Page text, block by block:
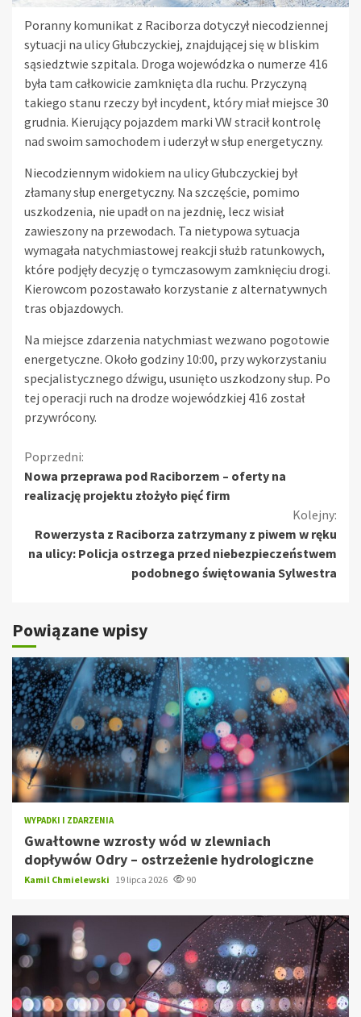
Poranny komunikat z Raciborza dotyczył niecodziennej
sytuacji na ulicy Głubczyckiej, znajdującej się w bliskim
sąsiedztwie szpitala. Droga wojewódzka o numerze 416
była tam całkowicie zamknięta dla ruchu. Przyczyną
takiego stanu rzeczy był incydent, który miał miejsce 30
grudnia. Kierujący pojazdem marki VW stracił kontrolę
nad swoim samochodem i uderzył w słup energetyczny.
Niecodziennym widokiem na ulicy Głubczyckiej był
złamany słup energetyczny. Na szczęście, pomimo
uszkodzenia, nie upadł on na jezdnię, lecz wisiał
zawieszony na przewodach. Ta nietypowa sytuacja
wymagała natychmiastowej reakcji służb ratunkowych,
które podjęły decyzję o tymczasowym zamknięciu drogi.
Kierowcom pozostawało korzystanie z alternatywnych
tras objazdowych.
Na miejsce zdarzenia natychmiast wezwano pogotowie
energetyczne. Około godziny 10:00, przy wykorzystaniu
specjalistycznego dźwigu, usunięto uszkodzony słup. Po
tej operacji ruch na drodze wojewódzkiej 416 został
przywrócony.
Kontynuuj
czytanie
Poprzedni:
Nowa przeprawa pod Raciborzem – oferty na
realizację projektu złożyło pięć firm
Kolejny:
Rowerzysta z Raciborza zatrzymany z piwem w ręku
na ulicy: Policja ostrzega przed niebezpieczeństwem
podobnego świętowania Sylwestra
Powiązane wpisy
WYPADKI I ZDARZENIA
Gwałtowne wzrosty wód w zlewniach
dopływów Odry – ostrzeżenie hydrologiczne
Kamil Chmielewski 19 lipca 2026 90